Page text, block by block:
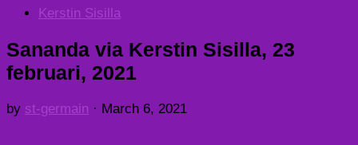
Kerstin Sisilla
Sananda via Kerstin Sisilla, 23
februari, 2021
by st-germain · March 6, 2021